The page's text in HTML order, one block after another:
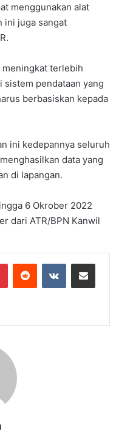
menggunakan alat
ini juga sangat
meningkat terlebih
pendataan yang
berbasiskan kepada
ini kedepannya seluruh
data yang
di lapangan.
6 Okrober 2022
dari ATR/BPN Kanwil